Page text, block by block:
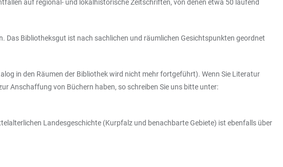
auf regional- und lokalhistorische Zeitschriften, von denen etwa 50 laufend
Das Bibliotheksgut ist nach sachlichen und räumlichen Gesichtspunkten geordnet
in den Räumen der Bibliothek wird nicht mehr fortgeführt). Wenn Sie Literatur
Anschaffung von Büchern haben, so schreiben Sie uns bitte unter:
Landesgeschichte (Kurpfalz und benachbarte Gebiete) ist ebenfalls über